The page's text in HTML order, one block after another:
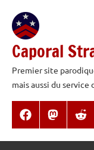
contenu
Caporal
Premier site
mais aussi du service
FacebookMastodon